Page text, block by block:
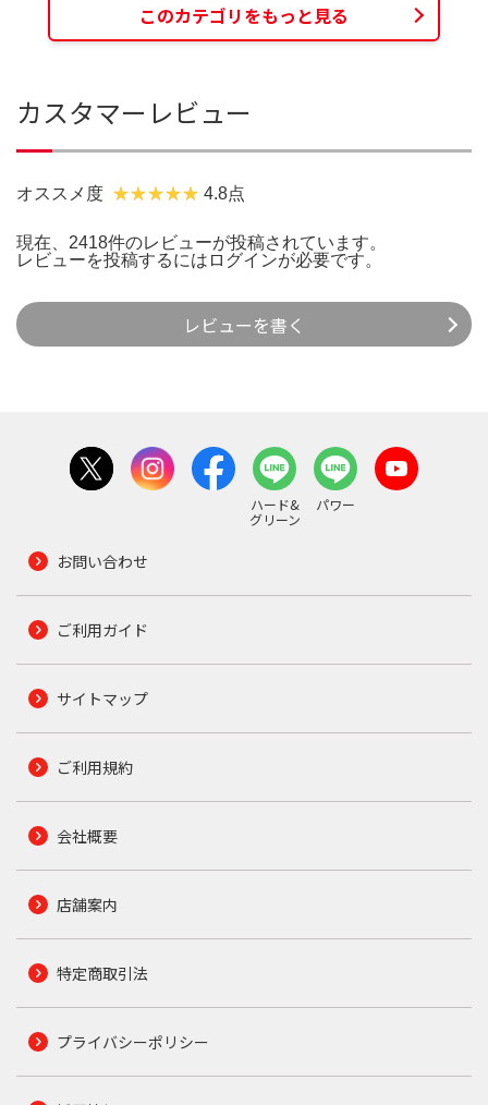
このカテゴリをもっと見る
カスタマーレビュー
オススメ度 4.8点
現在、2418件のレビューが投稿されています。
レビューを投稿するには ログインが必要です。
レビューを書く
ハード&
グリーン
パワー
お問い合わせ
ご利用ガイド
サイトマップ
ご利用規約
会社概要
店舗案内
特定商取引法
プライバシーポリシー